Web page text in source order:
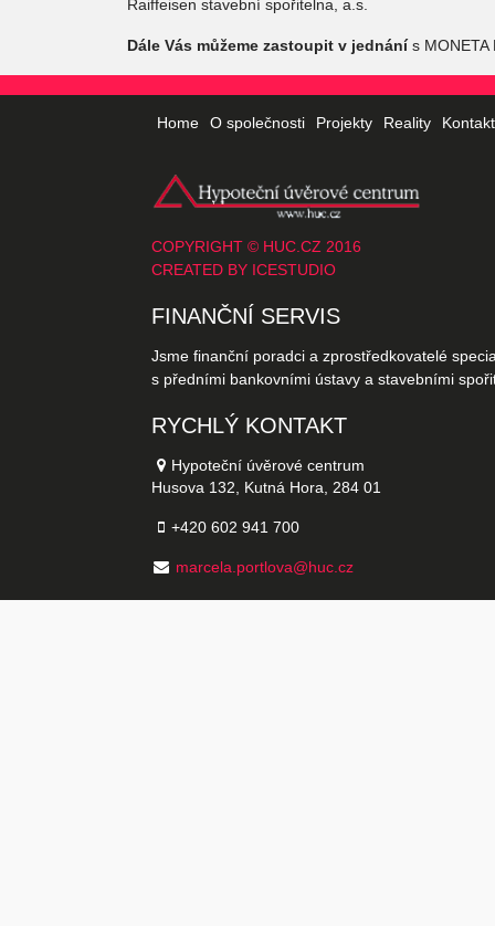
Raiffeisen stavební spořitelna, a.s.
Dále Vás můžeme zastoupit v jednánís MONETA
Home O společnosti Projekty Reality
COPYRIGHT © HUC.CZ 2016
CREATED BY ICESTUDIO
FINANČNÍ SERVIS
Jsme finanční poradci a zprostředkovatelé
s předními bankovními ústavy a stavebními
RYCHLÝ KONTAKT
Hypoteční úvěrové centrum
Husova 132, Kutná Hora, 284 01
+420 602 941 700
marcela.portlova@huc.cz